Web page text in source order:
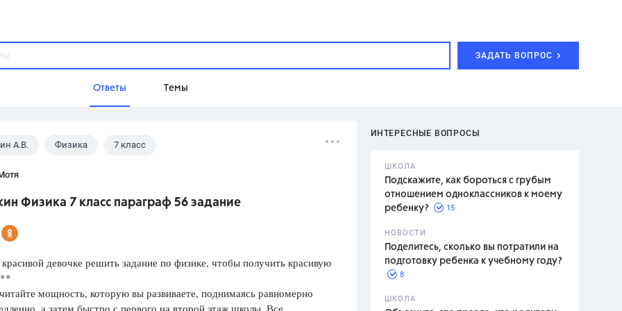
ЗАДАТЬ ВОПРОС
Ответы Темы
Школа
Разумовская М.М.,Габриелян О.С.,
ИНТЕРЕСНЫЕ ВОПРОСЫ
ШКОЛА
Подскажите, как бороться с грубым
отношением одноклассников к моему
ребенку?
15
НОВОСТИ
Поделитесь, сколько вы потратили на
подготовку ребенка к учебному году?
8
ШКОЛА
А.В. Физика 7 класс
Физика 7 класс параграф 56 задание
девочке решить задание по физике, чтобы получить красивую
мощность, которую вы развиваете, поднимаясь равномерно
а затем быстро с первого на второй этаж школы. Все